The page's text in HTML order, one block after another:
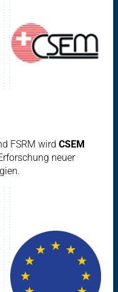
FSRM wird CSEM
neuer